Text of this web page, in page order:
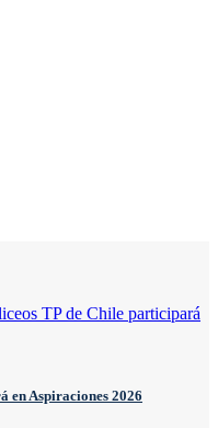
en Aspiraciones 2026